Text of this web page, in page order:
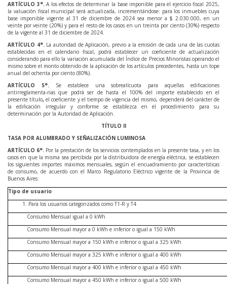
ARTÍCULO 3°.A los efectos de determinar la base imponible para el ejercicio fiscal 2025,
la valuación fiscal municipal será actualizada, incrementándose: para los inmuebles cuya
base imponible vigente al 31 de diciembre de 2024 sea menor a $ 2.030.000, en un
veinte por veinte (20%) y para el resto de los casos en un treinta por ciento (30%) respecto
de la vigente al 31 de diciembre de 2024.
ARTÍCULO 4°. La autoridad de Aplicación, previo a la emisión de cada una de las cuotas
establecidas en el calendario fiscal, podrá establecer un coeficiente de actualización
considerando para ello la variación acumulada del Índice de Precios Minoristas operando el
mismo sobre el monto obtenido de la aplicación de los artículos precedentes, hasta un tope
anual del ochenta por ciento (80%).
ARTÍCULO 5°. Se establece una sobrealícuota para aquellas edificaciones
antirreglamenta-rias que podrá ser de hasta el 100% del importe establecido en el
presente título,el coeficiente y el tiempo de vigencia del mismo, dependerá del carácter de
la edificación irregular y conforme se establezca en el procedimiento para su
determinación por la Autoridad de Aplicación.
TÍTULO II
TASA POR ALUMBRADO Y SEÑALIZACIÓN LUMINOSA
ARTÍCULO 6°. Por la prestación de los servicios contemplados en la presente tasa, y en los
casos en que la misma sea percibida por la distribuidora de energía eléctrica, se establecen
los siguientes importes máximos mensuales, según el encuadramiento por características
de consumo, de acuerdo con el Marco Regulatorio Eléctrico vigente de la Provincia de
Buenos Aires:
Tipo de usuario
Para los usuarios categorizados como T1-R y T4
Consumo Mensual igual a 0 kWh
Consumo Mensual mayor a 0 kWh e inferior o igual a 150 kWh
Consumo Mensual mayor a 150 kWh e inferior o igual a 325 kWh
Consumo Mensual mayor a 325 kWh e inferior o igual a 400 kWh
Consumo Mensual mayor a 400 kWh e inferior o igual a 450 kWh
Consumo Mensual mayor a 450 kWh e inferior o igual a 500 kWh